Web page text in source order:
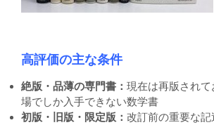
高評価の主な条件
絶版・品薄の専門書： 現在は再版され
場でしか入手できない数学書
初版・旧版・限定版： 改訂前の重要な